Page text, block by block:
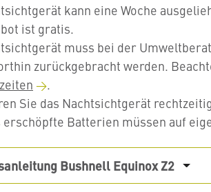
kann eine Woche
ist gratis.
muss bei der
zurückgebracht werden.
.
Sie das Nachtsichtgerät
Batterien müssen auf
Bushnell Equinox Z2